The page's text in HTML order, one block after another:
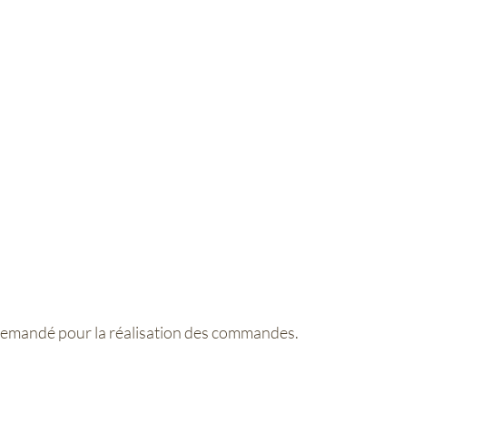
pour la réalisation des commandes.